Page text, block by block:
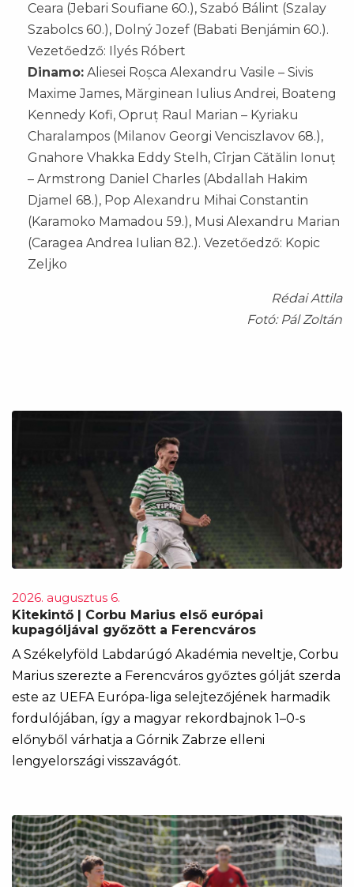
Ceara (Jebari Soufiane 60.), Szabó Bálint (Szalay
Szabolcs 60.), Dolný Jozef (Babati Benjámin 60.).
Vezetőedző: Ilyés Róbert
Dinamo: Aliesei Roșca Alexandru Vasile – Sivis
Maxime James, Mărginean Iulius Andrei, Boateng
Kennedy Kofi, Opruț Raul Marian – Kyriaku
Charalampos (Milanov Georgi Venciszlavov 68.),
Gnahore Vhakka Eddy Stelh, Cîrjan Cătălin Ionuț
– Armstrong Daniel Charles (Abdallah Hakim
Djamel 68.), Pop Alexandru Mihai Constantin
(Karamoko Mamadou 59.), Musi Alexandru Marian
(Caragea Andrea Iulian 82.). Vezetőedző: Kopic
Zeljko
Rédai Attila
Fotó: Pál Zoltán
2026. augusztus 6.
Kitekintő | Corbu Marius első európai
kupagóljával győzött a Ferencváros
A Székelyföld Labdarúgó Akadémia neveltje, Corbu
Marius szerezte a Ferencváros győztes gólját szerda
este az UEFA Európa-liga selejtezőjének harmadik
fordulójában, így a magyar rekordbajnok 1–0-s
előnyből várhatja a Górnik Zabrze elleni
lengyelországi visszavágót.